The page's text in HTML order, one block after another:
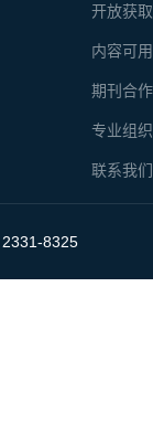
开放获
内容可
期刊合
专业组
联系我们
8325